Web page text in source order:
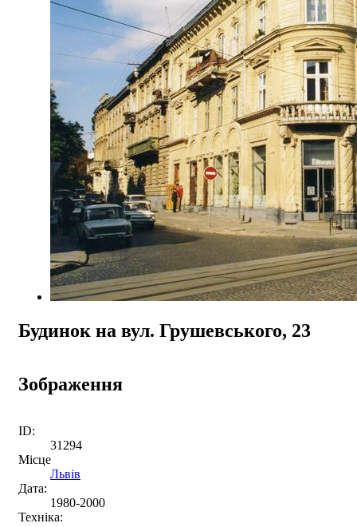
Будинок на вул. Грушевського, 23
Зображення
ID:
31294
Місце
Львів
Дата:
1980-2000
Техніка: